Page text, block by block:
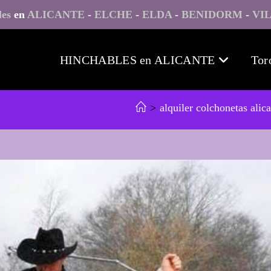
en ALICANTE - ELCHE - ELDA- BENIDORM -
HINCHABLES en ALICANTE
> alquiler colchonetas